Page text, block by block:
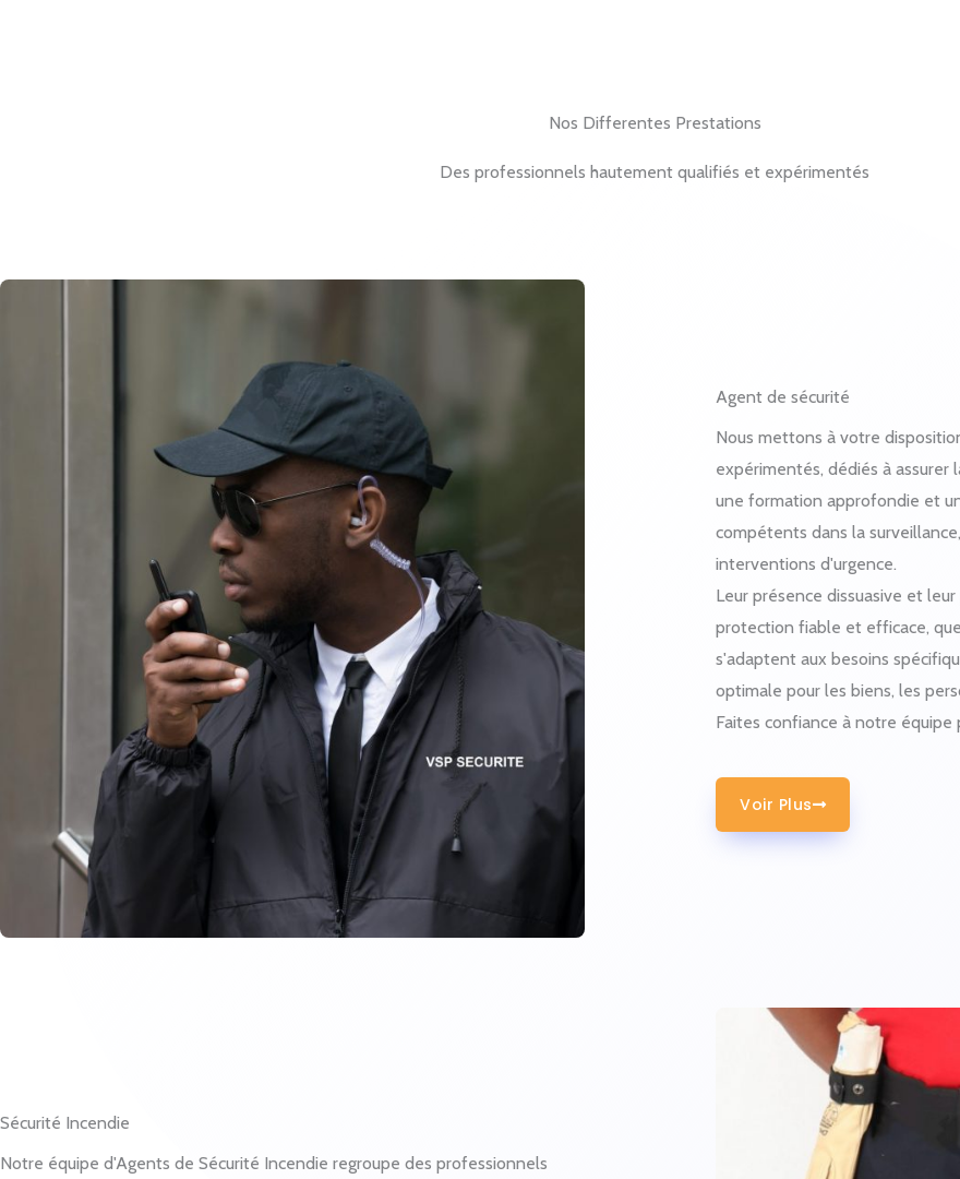
Nos Differentes Prestations
Des professionnels hautement qualifiés et expérimentés
Agent de sécurité
Nous mettons à votre
expérimentés, dédiés à
une formation approfondie et
compétents dans la
interventions d'urgence.
Leur présence dissuasive et
protection fiable et efficace,
s'adaptent aux besoins
optimale pour les biens, les
Faites confiance à notre
Voir Plus
Sécurité Incendie
Notre équipe d'Agents de Sécurité Incendie regroupe des professionnels